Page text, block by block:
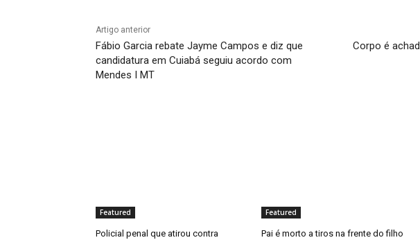
Artigo anterior
Fábio Garcia rebate Jayme Campos e diz que
candidatura em Cuiabá seguiu acordo com
Mendes I MT
Corpo é
Featured
Policial penal que atirou contra
Featured
Pai é morto a tiros na frente do filho